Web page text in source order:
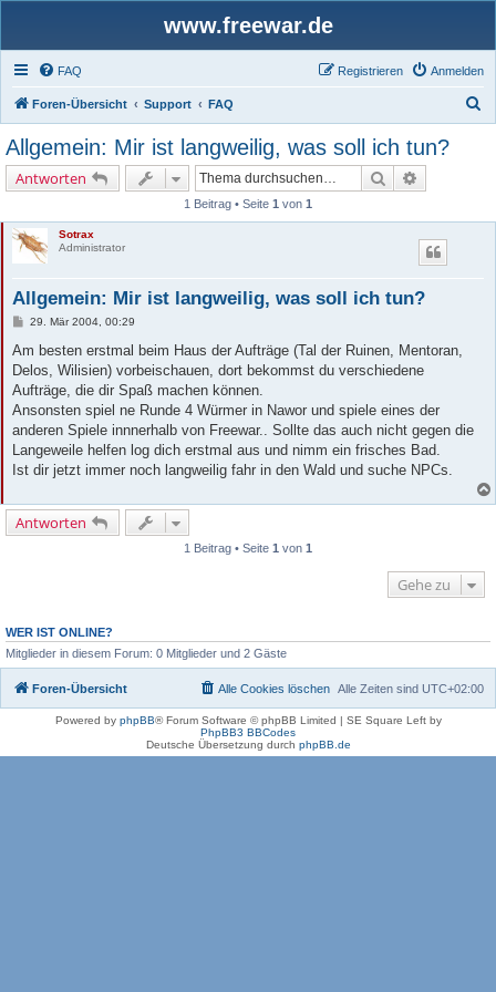
www.freewar.de
FAQ Anmelden
Registrieren
Foren-Übersicht Support FAQ
Allgemein: Mir ist langweilig, was soll ich tun?
Antworten Suche
1 Beitrag • Seite 1 von 1
Sotrax
Administrator
Allgemein: Mir ist langweilig, was soll ich tun?
B
i
r
a
29. Mär 2004, 00:29
Am besten erstmal beim Haus der Aufträge (Tal der Ruinen, Mentoran,
Delos, Wilisien) vorbeischauen, dort bekommst du verschiedene
Aufträge, die dir Spaß machen können.
Ansonsten spiel ne Runde 4 Würmer in Nawor und spiele eines der
anderen Spiele innnerhalb von Freewar.. Sollte das auch nicht gegen die
Langeweile helfen log dich erstmal aus und nimm ein frisches Bad.
Ist dir jetzt immer noch langweilig fahr in den Wald und suche NPCs.
Antworten
1 Beitrag • Seite 1 von 1
Gehe zu
WER IST ONLINE?
Mitglieder in diesem Forum: 0 Mitglieder und 2 Gäste
Foren-Übersicht Alle Zeiten sind UTC+02:00
Alle Cookies löschen
Powered by phpBB® Forum Software © phpBB Limited | SE Square Left by
PhpBB3 BBCodes
Deutsche Übersetzung durch phpBB.de